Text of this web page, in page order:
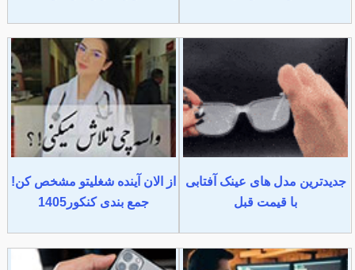
جدیدترین مدل های عینک آفتابی
با قیمت قبل
از الان آینده شغلیتو مشخص کن!
جمع بندی کنکور1405